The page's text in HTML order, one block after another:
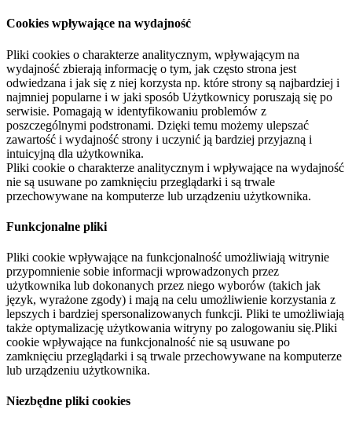
Cookies wpływające na wydajność
Pliki cookies o charakterze analitycznym, wpływającym na
wydajność zbierają informację o tym, jak często strona jest
odwiedzana i jak się z niej korzysta np. które strony są najbardziej i
najmniej popularne i w jaki sposób Użytkownicy poruszają się po
serwisie. Pomagają w identyfikowaniu problemów z
poszczególnymi podstronami. Dzięki temu możemy ulepszać
zawartość i wydajność strony i uczynić ją bardziej przyjazną i
intuicyjną dla użytkownika.
Pliki cookie o charakterze analitycznym i wpływające na wydajność
nie są usuwane po zamknięciu przeglądarki i są trwale
przechowywane na komputerze lub urządzeniu użytkownika.
Funkcjonalne pliki
Pliki cookie wpływające na funkcjonalność umożliwiają witrynie
przypomnienie sobie informacji wprowadzonych przez
użytkownika lub dokonanych przez niego wyborów (takich jak
język, wyrażone zgody) i mają na celu umożliwienie korzystania z
lepszych i bardziej spersonalizowanych funkcji. Pliki te umożliwiają
także optymalizację użytkowania witryny po zalogowaniu się.Pliki
cookie wpływające na funkcjonalność nie są usuwane po
zamknięciu przeglądarki i są trwale przechowywane na komputerze
lub urządzeniu użytkownika.
Niezbędne pliki cookies